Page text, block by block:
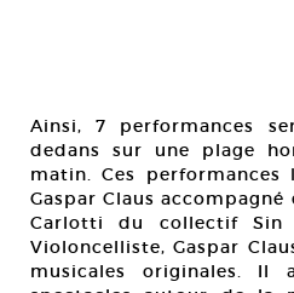
Ainsi, 7 performances
dedans sur une plage
matin. Ces performances
Gaspar Claus
Carlotti du collectif
Violoncelliste, Gaspar
musicales originales. Il